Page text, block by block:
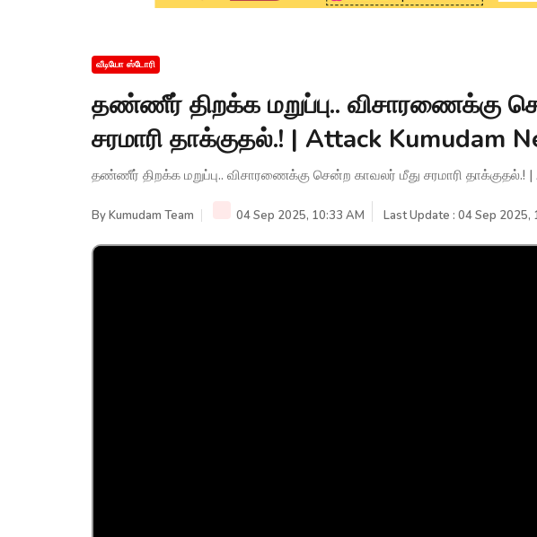
வீடியோ ஸ்டோரி
தண்ணீர் திறக்க மறுப்பு.. விசாரணைக்கு
சரமாரி தாக்குதல்.! | Attack Kumudam
தண்ணீர் திறக்க மறுப்பு.. விசாரணைக்கு சென்ற காவலர் மீது சரமாரி தாக்குதல்.!
ByKumudam Team 04 Sep 2025, 10:33 AM Last Update : 04 Sep 2025,